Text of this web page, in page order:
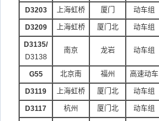
D3203 上海虹桥 厦门 动车组
D3209 上海虹桥 厦门北 动车组
D3135/
D3138
南京 龙岩 动车组
G55 北京南 福州 高速动车
D3119 上海虹桥 厦门北 动车组
D3117 杭州 厦门北 动车组